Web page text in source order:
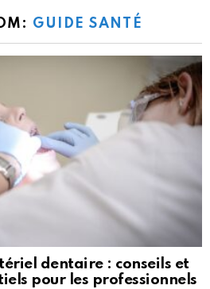
GUIDE SANTÉ
dentaire : conseils et
pour les professionnels